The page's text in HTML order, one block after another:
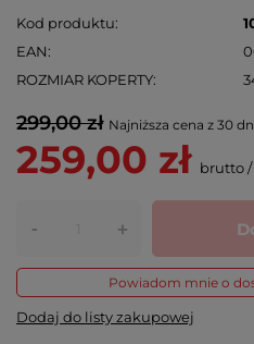
Kod produktu
EAN
ROZMIAR KOPERTY
299,00 zł Najniższa cena z 30
259,00 zł brutto/
- +
Powiadom mnie o
Dodaj do listy zakupowej